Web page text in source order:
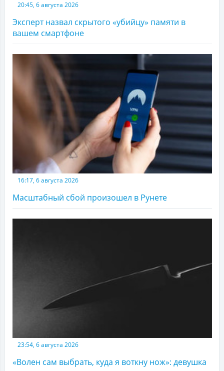
20:45, 6 августа 2026
Эксперт назвал скрытого «убийцу» памяти в
вашем смартфоне
16:17, 6 августа 2026
Масштабный сбой произошел в Рунете
23:54, 6 августа 2026
«Волен сам выбрать, куда я воткну нож»: девушка